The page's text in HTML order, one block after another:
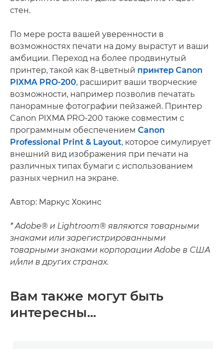
стен.
По мере роста вашей уверенности в
возможностях печати на дому вырастут и ваши
амбиции. Переход на более продвинутый
принтер, такой как 8-цветный принтер Canon
PIXMA PRO-200, расширит ваши творческие
возможности, например позволив печатать
панорамные фотографии пейзажей. Принтер
Canon PIXMA PRO-200 также совместим с
программным обеспечением Canon
Professional Print & Layout, которое симулирует
внешний вид изображения при печати на
различных типах бумаги с использованием
разных чернил на экране.
Автор: Маркус Хокинс
* Adobe® и Lightroom® являются товарными
знаками или зарегистрированными
товарными знаками корпорации Adobe в США
и/или в других странах.
Вам также могут быть
интересны...